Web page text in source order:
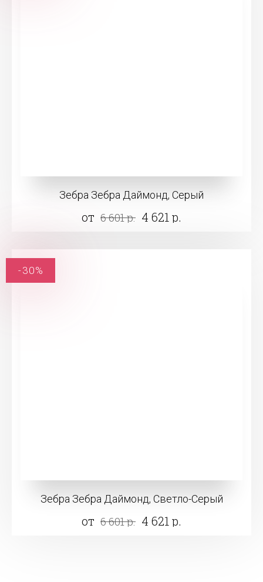
Зебра Зебра Даймонд, Серый
от 6 601 р. 4 621 р.
Зебра Зебра Даймонд, Светло-Серый
от 6 601 р. 4 621 р.
-30%